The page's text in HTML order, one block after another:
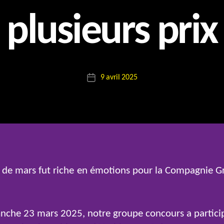
plusieurs prix
Auteur
P
E
Date9 avril 2025
de mars fut riche en émotions pour la Compagnie
23 mars 2025, notre groupe concours a